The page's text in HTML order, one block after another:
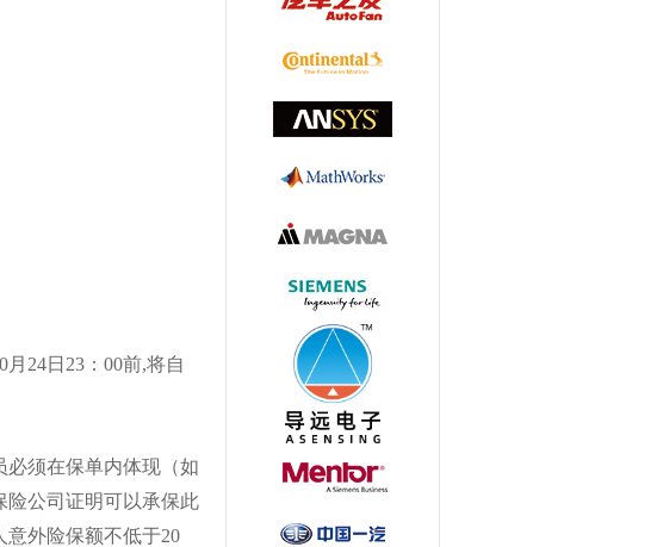
24日23：00前,将自
须在保单内体现（如
险公司证明可以承保此
外险保额不低于20